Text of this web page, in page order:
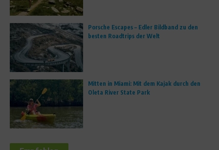
Porsche Escapes – Edler Bildband zu den
besten Roadtrips der Welt
Mitten in Miami: Mit dem Kajak durch den
Oleta River State Park